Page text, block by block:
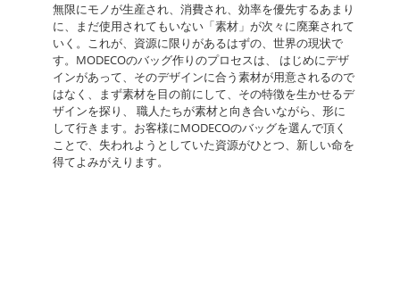
無限にモノが生産され、消費され、効率を優先するあまり
に、まだ使用されてもいない「素材」が次々に廃棄されて
いく。これが、資源に限りがあるはずの、世界の現状で
す。MODECOのバッグ作りのプロセスは、 はじめにデザ
インがあって、そのデザインに合う素材が用意されるので
はなく、まず素材を目の前にして、その特徴を生かせるデ
ザインを探り、 職人たちが素材と向き合いながら、形に
して行きます。お客様にMODECOのバッグを選んで頂く
ことで、失われようとしていた資源がひとつ、新しい命を
得てよみがえります。